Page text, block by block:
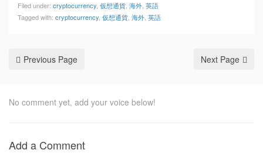
Filed under: cryptocurrency 仮想通貨 海外 英語
Tagged with: cryptocurrency 仮想通貨 海外 英語
Previous Page Next Page
No comment yet, add your voice below!
Add a Comment